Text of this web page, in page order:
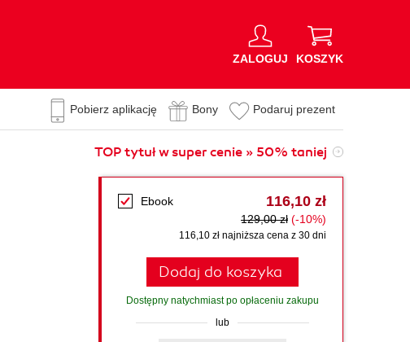
ZALOGUJ KOSZYK
Pobierz aplikację Bony Podaruj prezent
TOP tytuł w super cenie » 50% taniej
Ebook 116,10 zł
129,00 zł (-10%)
116,10 zł najniższa cena z 30 dni
Dodaj do koszyka
Dostępny natychmiast po opłaceniu zakupu
lub